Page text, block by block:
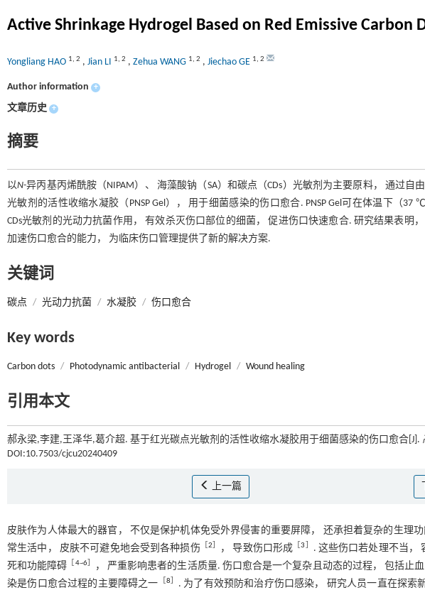
Active Shrinkage Hydrogel Based on Red Emissive
Yongliang HAO 1, 2 , Jian LI 1, 2 , Zehua WANG 1, 2 , Jiechao GE 1, 2
Author information +
文章历史 +
摘要
以N-异丙基丙烯酰胺（NIPAM）、 海藻酸钠（SA）和碳点（CDs）光敏剂为主要原料， 通过
光敏剂的活性收缩水凝胶（PNSP Gel）， 用于细菌感染的伤口愈合. PNSP Gel可在体温下（
CDs光敏剂的光动力抗菌作用， 有效杀灭伤口部位的细菌， 促进伤口快速愈合. 研究结果表明
加速伤口愈合的能力， 为临床伤口管理提供了新的解决方案.
关键词
碳点 / 光动力抗菌 / 水凝胶 / 伤口愈合
Key words
Carbon dots / Photodynamic antibacterial / Hydrogel / Wound healing
引用本文
郝永梁,李建,王泽华,葛介超. 基于红光碳点光敏剂的活性收缩水凝胶用于细菌感染的伤口愈合[J].
DOI:10.7503/cjcu20240409
上一篇
皮肤作为人体最大的器官， 不仅是保护机体免受外界侵害的重要屏障， 还承担着复杂的生理
常生活中， 皮肤不可避免地会受到各种损伤
2 ， 导致伤口形成 ［3
. 这些伤口若处理不当，
死和功能障碍
4~6］ ， 严重影响患者的生活质量. 伤口愈合是一个复杂且动态的过程， 包括止
染是伤口愈合过程的主要障碍之一
8 . 为了有效预防和治疗伤口感染， 研究人员一直在探索